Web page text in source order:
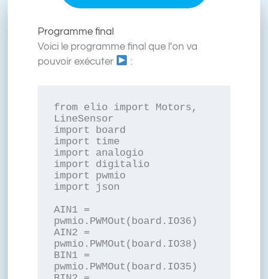
Programme final
Voici le programme final que l’on va
pouvoir exécuter
:
from elio import Motors,
LineSensor
import board
import time
import analogio
import digitalio
import pwmio
import json
AIN1 =
pwmio.PWMOut(board.IO36)
AIN2 =
pwmio.PWMOut(board.IO38)
BIN1 =
pwmio.PWMOut(board.IO35)